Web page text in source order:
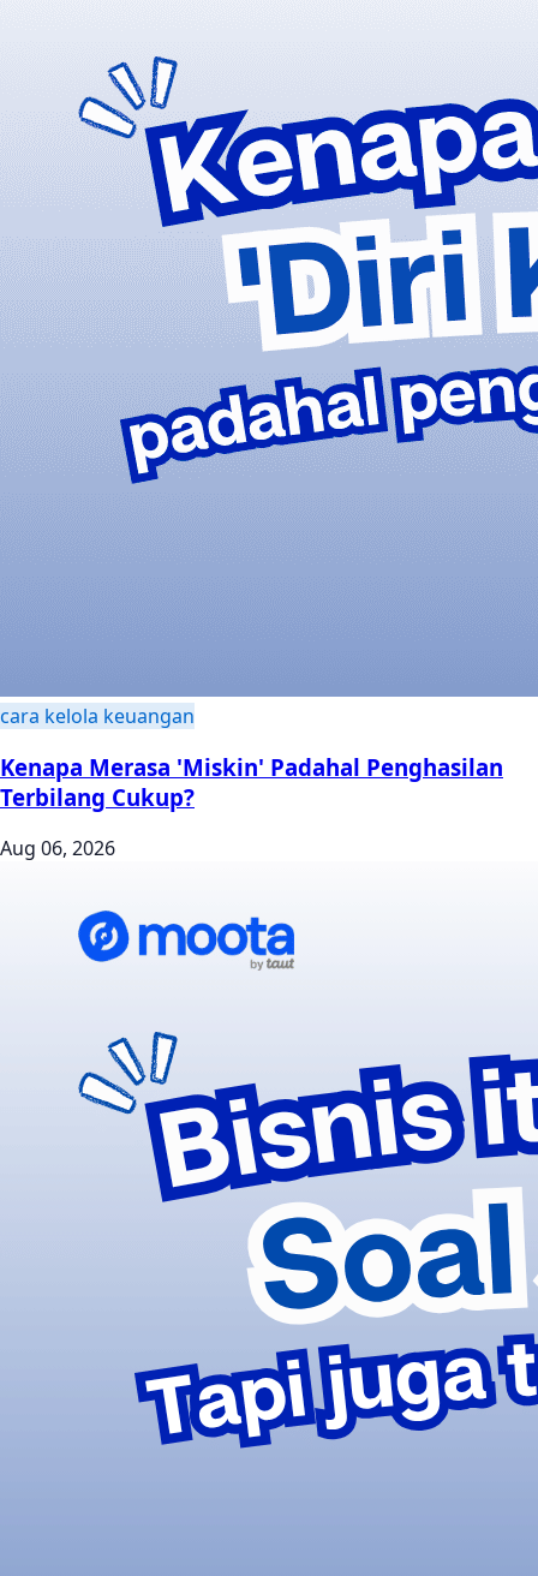
cara kelola keuangan
Kenapa Merasa 'Miskin' Padahal Penghasilan
Terbilang Cukup?
Aug 06, 2026